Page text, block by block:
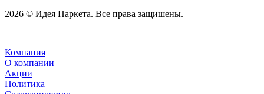
2026 © Идея Паркета. Все права защишены.
Компания
О компании
Акции
Политика